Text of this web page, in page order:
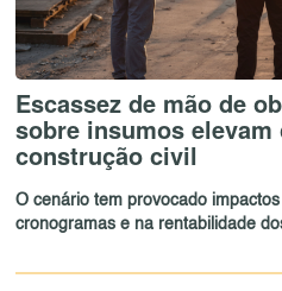
Escassez de mão de
sobre insumos elevam
construção civil
O cenário tem provocado
cronogramas e na rentabilidade